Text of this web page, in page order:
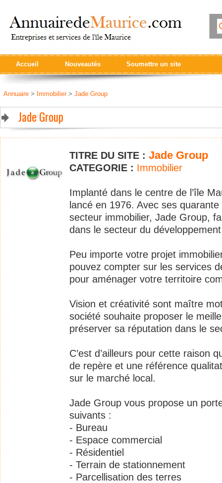
Accueil Nouveautés Soumettre un site
Annuaire > Immobilier> Jade Group
Jade Group
TITRE DU SITE : Jade Group
CATEGORIE : Immobilier
Implanté dans le centre de l’île
lancé en 1976. Avec ses
secteur immobilier, Jade Group,
dans le secteur du
Peu importe votre projet
pouvez compter sur les services
pour aménager votre territoire
Vision et créativité sont maître
société souhaite proposer le
préserver sa réputation dans le
C’est d’ailleurs pour cette raison
de repère et une référence
sur le marché local.
Jade Group vous propose un
suivants :
- Bureau
- Espace commercial
- Résidentiel
- Terrain de stationnement
- Parcellisation des terres